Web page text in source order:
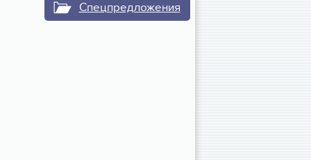
Спецпредложения